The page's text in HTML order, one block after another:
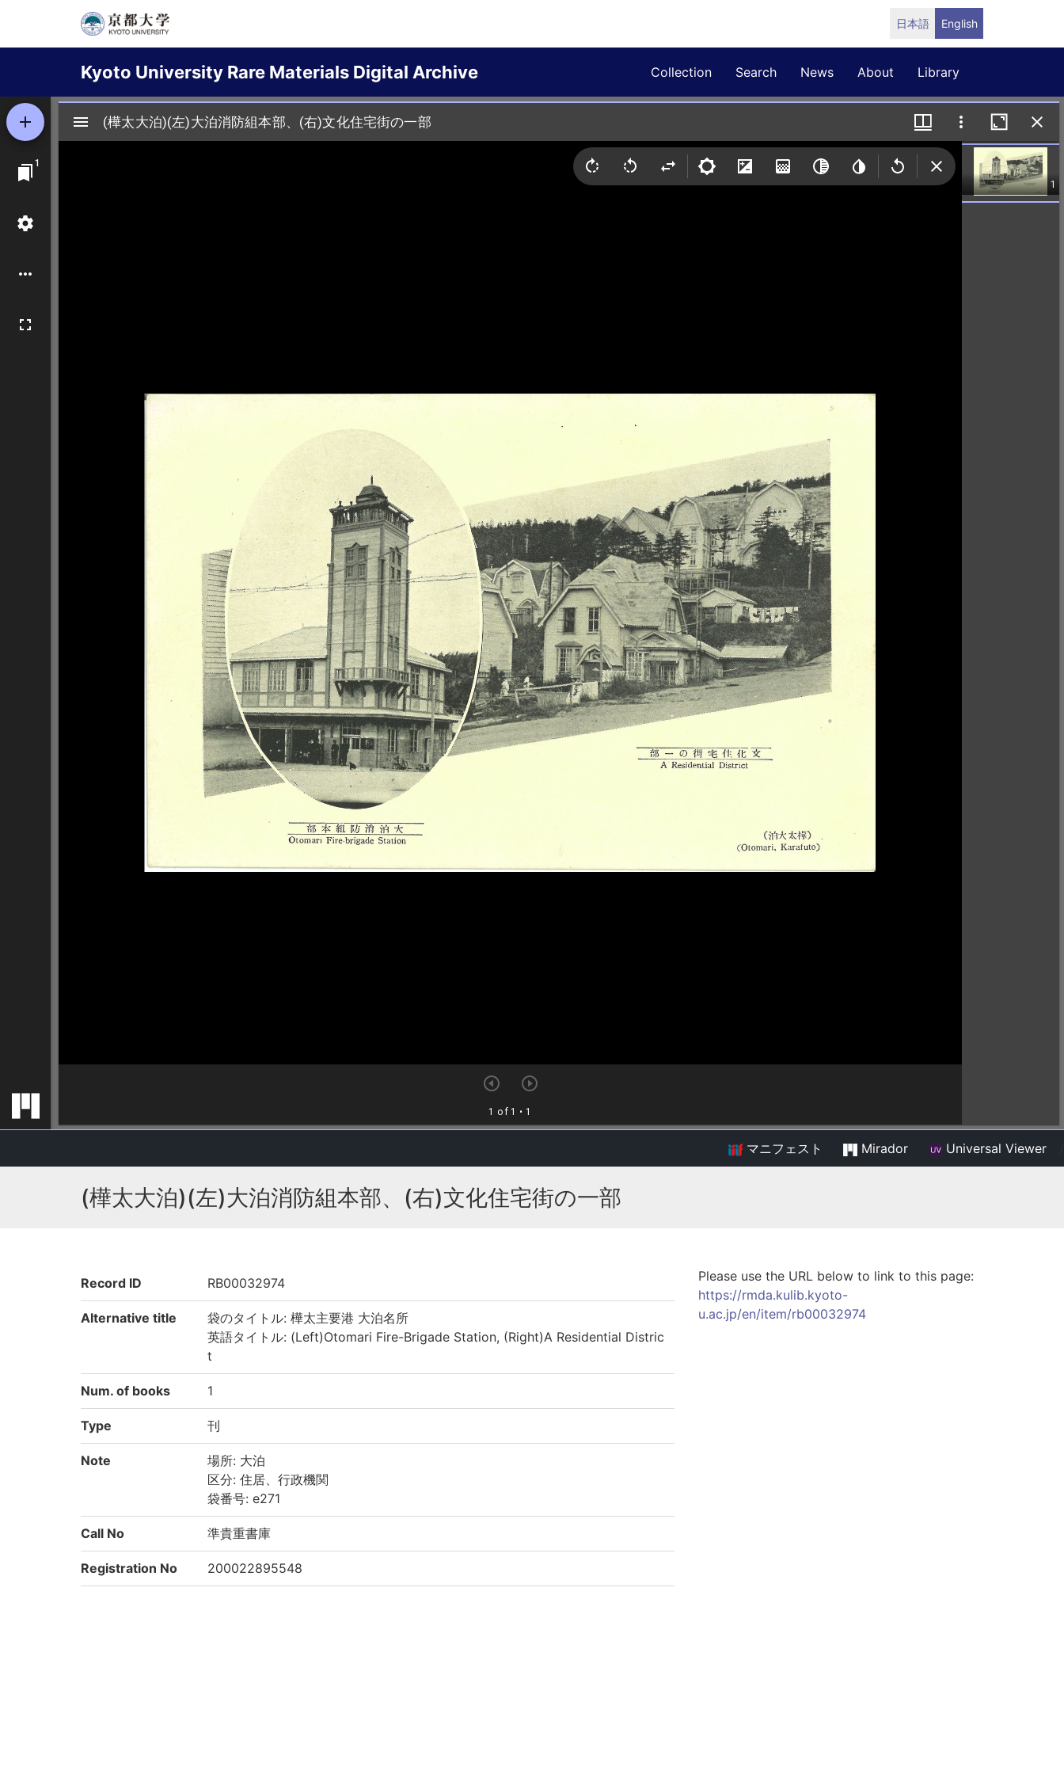
日本語 English
Kyoto University Rare Materials Digital Archive
navigation
Collection Search News About Library
マニフェスト Mirador Universal Viewer
(樺太大泊)(左)大泊消防組本部、(右)文化住宅街の一部
Record ID RB00032974
Alternative title
袋のタイトル: 樺太主要港 大泊名所
英語タイトル: (Left)Otomari Fire-Brigade Station, (Right)A Residential Distric
t
Num. of books 1
Type 刊
Note
場所: 大泊
区分: 住居、行政機関
袋番号: e271
Call No 準貴重書庫
Registration No 200022895548
Please use the URL below to link to this page:
https://rmda.kulib.kyoto-
u.ac.jp/en/item/rb00032974